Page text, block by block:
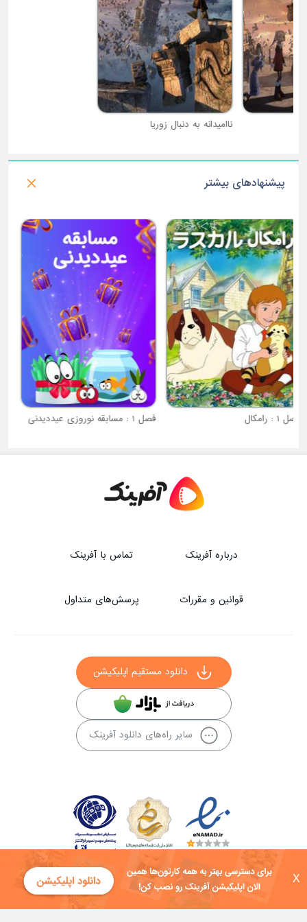
X
ناامیدانه به دنبال زوریا
پیشنهادهای بیشتر
فصل 1 : مسابقه نوروزی عیددیدنی
فصل 1 : بیم کوچولوی قدرتمند
درباره آفرینک تماس با آفرینک
قوانین و مقررات پرسش‌های متداول
دانلود مستقیم اپلیکیشن
سایر راه‌های دانلود آفرینک
کلیه حقوق این سایت به شرکت توسعه فناوی هفت آسمان توکان تعلق دارد و